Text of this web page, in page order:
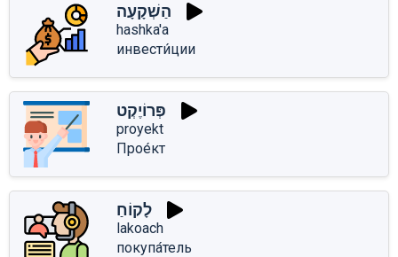
הַשְׁקָעָה
hashka'a
инвести́ции
פְּרוֹיֶקְט
proyekt
Прое́кт
לָקוֹחַ
lakoach
покупа́тель